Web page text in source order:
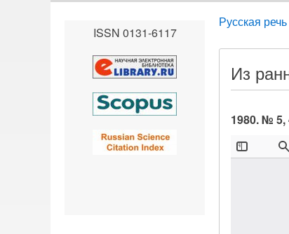
You
here:
Русская речь
Из
1980. № 5,
ISSN 0131-6117